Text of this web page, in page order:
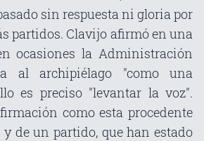
sin respuesta ni gloria por
partidos. Clavijo afirmó en una
ocasiones la Administración
al archipiélago "como una
es preciso "levantar la voz".
como esta procedente
de un partido, que han estado